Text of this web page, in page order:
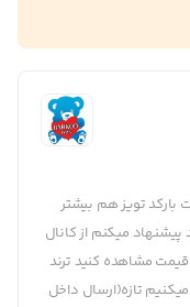
تویز هم بیشتر
میکنم از کانال
قیمت مشاهده کنید ترند
تازه(ارسال داخل